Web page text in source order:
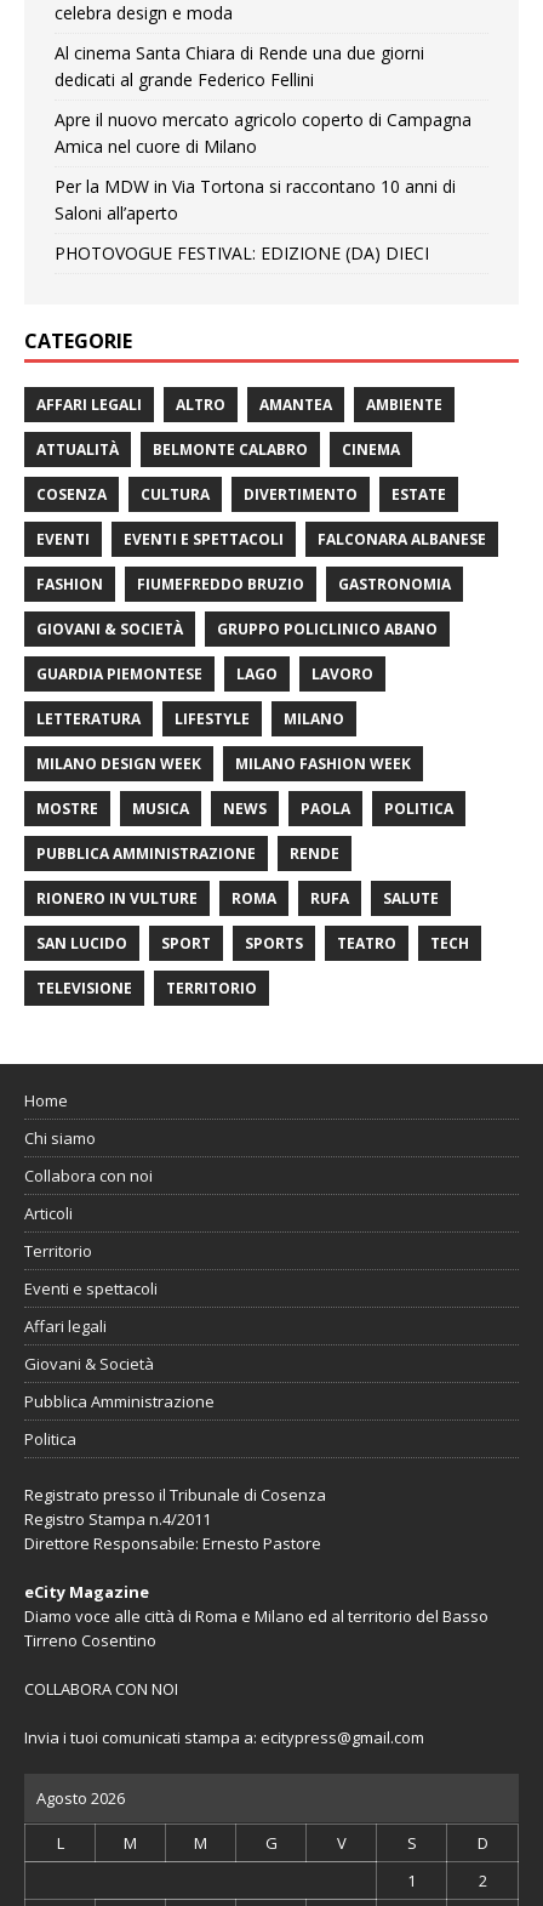
celebra design e moda
Al cinema Santa Chiara di Rende una due giorni
dedicati al grande Federico Fellini
Apre il nuovo mercato agricolo coperto di Campagna
Amica nel cuore di Milano
Per la MDW in Via Tortona si raccontano 10 anni di
Saloni all’aperto
PHOTOVOGUE FESTIVAL: EDIZIONE (DA) DIECI
CATEGORIE
AFFARI LEGALI ALTRO AMANTEA AMBIENTE
ATTUALITÀ BELMONTE CALABRO CINEMA
COSENZA CULTURA DIVERTIMENTO ESTATE
EVENTI EVENTI E SPETTACOLI FALCONARA ALBANESE
FASHION FIUMEFREDDO BRUZIO GASTRONOMIA
GIOVANI & SOCIETÀ GRUPPO POLICLINICO ABANO
GUARDIA PIEMONTESE LAGO LAVORO
LETTERATURA LIFESTYLE MILANO
MILANO DESIGN WEEK MILANO FASHION WEEK
MOSTRE MUSICA NEWS PAOLA POLITICA
PUBBLICA AMMINISTRAZIONE RENDE
RIONERO IN VULTURE ROMA RUFA SALUTE
SAN LUCIDO SPORT SPORTS TEATRO TECH
TELEVISIONE TERRITORIO
Home
Chi siamo
Collabora con noi
Articoli
Territorio
Eventi e spettacoli
Affari legali
Giovani & Società
Pubblica Amministrazione
Politica
Registrato presso il Tribunale di Cosenza
Registro Stampa n.4/2011
Direttore Responsabile: Ernesto Pastore
eCity Magazine
Diamo voce alle città di Roma e Milano ed al territorio del Basso
Tirreno Cosentino
COLLABORA CON NOI
Invia i tuoi comunicati stampa a: ecitypress@gmail.com
Agosto 2026
L M M G V S
D
1
2